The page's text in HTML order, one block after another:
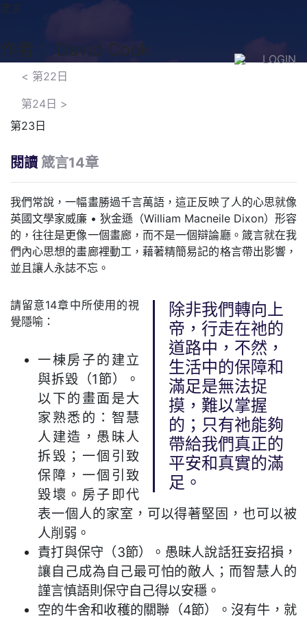
LOGIN
箴言
作者： David Cook
< 第22日
第24日 >
第23日
閱讀 箴言14章
我們常說，一幅畫勝過千言萬語，這正反映了人的心思就像
英國文學家威廉 • 狄金遜（William Macneile Dixon）形容
的，往往是更像一個畫廊，而不是一個辯論廳。箴言就在我
們內心思想的畫廊裡動工，藉著精簡易記的格言帶出影響，
並且讓人永誌不忘。
除非我們轉向上
帝，行走在祂的
道路中，不然，
生活中的保障和
滿足是無法捉
摸，難以掌握
的；只有祂能夠
帶給我們真正的
平安和真實的滿
足。
請留意14章中所使用的視
覺隱喻：
一棟房子的建立
與拆毀（1節）。
以下的畫面是大
家熟悉的：智慧
人建造，愚昧人
拆毀；一個引致
保障，一個引致
毀壞。房子即代
表一個人的家室，可以得著堅固，也可以被
人削弱。
責打與保守（3節）。愚昧人說話狂妄招損，
讓自己成為自己最可怕的敵人；而智慧人的
𧫴言慎語則保守自己得以安穩。
空的牛舍和收穫的關聯（4節）。沒有牛，就